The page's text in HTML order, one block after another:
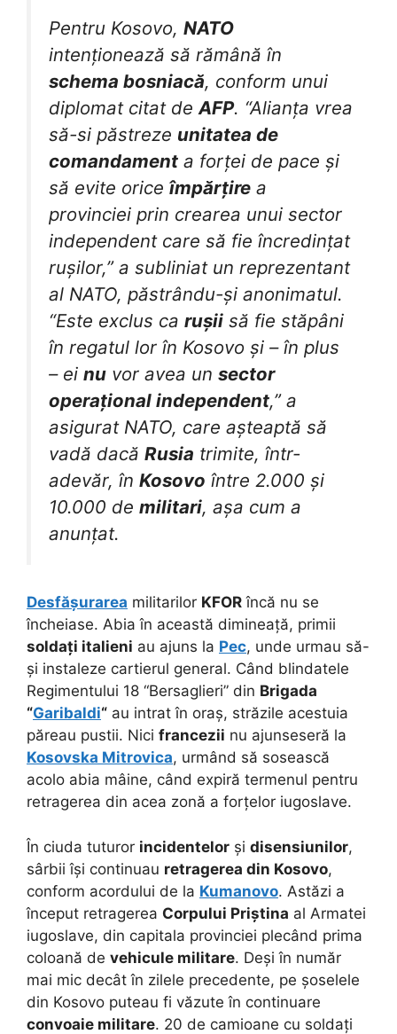
Pentru Kosovo, NATO
intenționează să rămână în
schema bosniacă, conform unui
diplomat citat de AFP. “Alianța vrea
să-si păstreze unitatea de
comandament a forței de pace și
să evite orice împărțire a
provinciei prin crearea unui sector
independent care să fie încredințat
rușilor,” a subliniat un reprezentant
al NATO, păstrându-și anonimatul.
“Este exclus ca rușii să fie stăpâni
în regatul lor în Kosovo și – în plus
– ei nu vor avea un sector
operațional independent,” a
asigurat NATO, care așteaptă să
vadă dacă Rusia trimite, într-
adevăr, în Kosovo între 2.000 și
10.000 de militari, așa cum a
anunțat.
Desfășurarea militarilor KFOR încă nu se
încheiase. Abia în această dimineață, primii
soldați italieni au ajuns la Pec, unde urmau să-
și instaleze cartierul general. Când blindatele
Regimentului 18 “Bersaglieri” din Brigada
“Garibaldi“ au intrat în oraș, străzile acestuia
păreau pustii. Nici francezii nu ajunseseră la
Kosovska Mitrovica, urmând să sosească
acolo abia mâine, când expiră termenul pentru
retragerea din acea zonă a forțelor iugoslave.
În ciuda tuturor incidentelor și disensiunilor,
sârbii își continuau retragerea din Kosovo,
conform acordului de la Kumanovo. Astăzi a
început retragerea Corpului Priștina al Armatei
iugoslave, din capitala provinciei plecând prima
coloană de vehicule militare. Deși în număr
mai mic decât în zilele precedente, pe șoselele
din Kosovo puteau fi văzute în continuare
convoaie militare. 20 de camioane cu soldați